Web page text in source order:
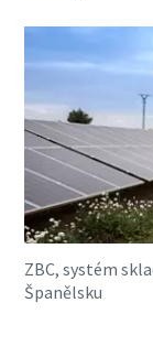
ZBC, systém
Španělsku